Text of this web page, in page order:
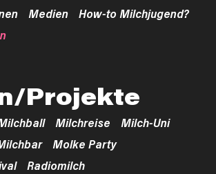
Medien
How-to Milchjugend?
Projekte
Milchreise
Milch-Uni
Molke Party
Radiomilch